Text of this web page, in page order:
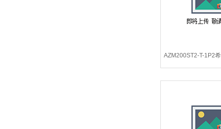
AZM200ST2-T-1P2
SCHMERSAL电